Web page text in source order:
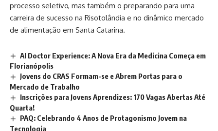
processo seletivo, mas também o preparando para uma
carreira de sucesso na Risotolândia e no dinâmico mercado
de alimentação em Santa Catarina.
AI Doctor Experience: A Nova Era da Medicina Começa em
Florianópolis
Jovens do CRAS Formam-se e Abrem Portas para o
Mercado de Trabalho
Inscrições para Jovens Aprendizes: 170 Vagas Abertas Até
Quarta!
PAQ: Celebrando 4 Anos de Protagonismo Jovem na
Tecnologia